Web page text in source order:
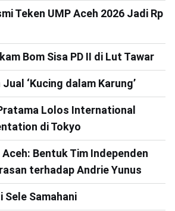
Teken UMP Aceh 2026 Jadi Rp
Bom Sisa PD II di Lut Tawar
‘Kucing dalam Karung’
Lolos International
di Tokyo
Aceh: Bentuk Tim Independen
terhadap Andrie Yunus
Sele Samahani